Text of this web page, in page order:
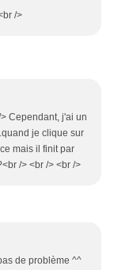
/>
Cependant, j'ai un
je clique sur
mais il finit par
/> <br /> <br />
de problème ^^